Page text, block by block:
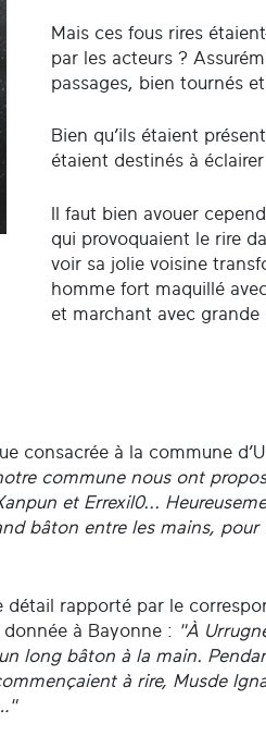
Mais ces fous rires
par les acteurs ?
passages, bien tournés
Bien qu’ils étaient
étaient destinés à
Il faut bien avouer
qui provoquaient le rire
voir sa jolie voisine
homme fort maquillé
et marchant avec
consacrée à la commune
commune nous ont
et Errexil0...
bâton entre les mains, pour
détail rapporté par le
donnée à Bayonne : "À
long bâton à la main.
à rire, Musde